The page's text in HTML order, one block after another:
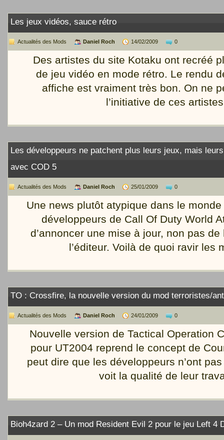
Les jeux vidéos, sauce rétro
Actualités des Mods Daniel Roch 14/02/2009 0
Des artistes du site Kotaku ont recréé
de jeu vidéo en mode rétro. Le rendu
affiche est vraiment très bon. On ne
l’initiative de ces
Les développeurs ne patchent plus leurs jeux, mais
avec COD 5
Actualités des Mods Daniel Roch 25/01/2009 0
Une news plutôt atypique dans le
développeurs de Call Of Duty World
d’annoncer une mise à jour, non pas
l’éditeur. Voilà de quoi ravir les
TO : Crossfire, la nouvelle version du mod terroristes/
Actualités des Mods Daniel Roch 24/01/2009 0
Nouvelle version de Tactical Operation
pour UT2004 reprend le concept de
peut dire que les développeurs n’ont
voit la qualité de leur
Bioh4zard 2 – Un mod Resident Evil 2 pour le jeu Left 4